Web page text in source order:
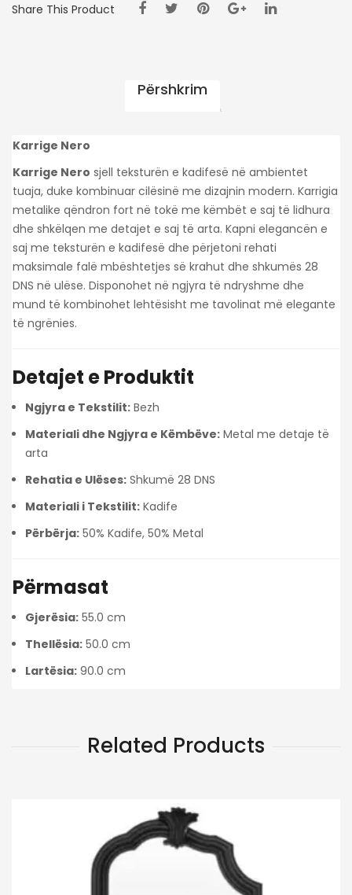
Share This Product
Përshkrim
Karrige Nero
Karrige Nero sjell teksturën e kadifesë në ambientet
tuaja, duke kombinuar cilësinë me dizajnin modern. Karrigia
metalike qëndron fort në tokë me këmbët e saj të lidhura
dhe shkëlqen me detajet e saj të arta. Kapni elegancën e
saj me teksturën e kadifesë dhe përjetoni rehati
maksimale falë mbështetjes së krahut dhe shkumës 28
DNS në ulëse. Disponohet në ngjyra të ndryshme dhe
mund të kombinohet lehtësisht me tavolinat më elegante
të ngrënies.
Detajet e Produktit
Ngjyra e Tekstilit: Bezh
Materiali dhe Ngjyra e Këmbëve: Metal me detaje të
arta
Rehatia e Ulëses: Shkumë 28 DNS
Materiali i Tekstilit: Kadife
Përbërja: 50% Kadife, 50% Metal
Përmasat
Gjerësia: 55.0 cm
Thellësia: 50.0 cm
Lartësia: 90.0 cm
Related Products